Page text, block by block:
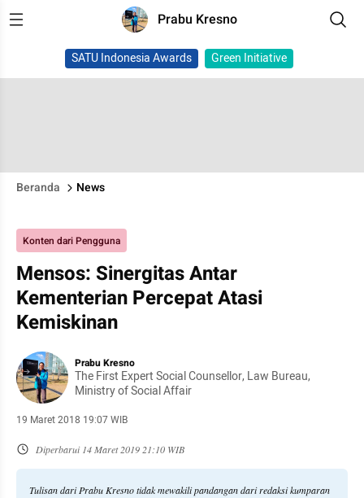
Prabu Kresno
SATU Indonesia Awards Green Initiative
Beranda News
Konten dari Pengguna
Mensos: Sinergitas Antar
Kementerian Percepat Atasi
Kemiskinan
Prabu Kresno
The First Expert Social Counsellor, Law Bureau,
Ministry of Social Affair
19 Maret 2018 19:07 WIB
Diperbarui 14 Maret 2019 21:10 WIB
Tulisan dari Prabu Kresno tidak mewakili pandangan dari redaksi kumparan